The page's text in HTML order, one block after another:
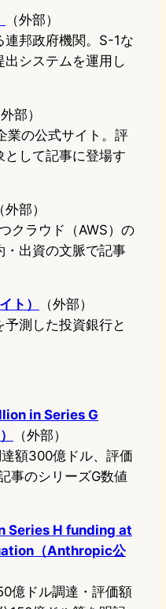
（外部）
邦政府機関。S-1な
システムを運用し
外部）
業の公式サイト。評
して記事に登場す
（外部）
クラウド（AWS）の
・出資の文脈で記事
ト）
（外部）
測した投資銀行と
in Series G
（外部）
額300億ドル、評価
事のシリーズG数値
Series H funding at
（Anthropic公
億ドル調達・評価額